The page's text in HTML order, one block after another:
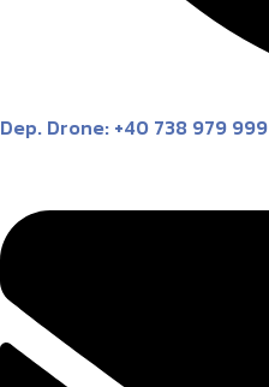
Dep. Drone: +40 738 979 999